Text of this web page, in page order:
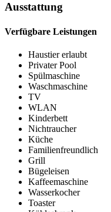
Ausstattung
Verfügbare Leistungen
Haustier erlaubt
Privater Pool
Spülmaschine
Waschmaschine
TV
WLAN
Kinderbett
Nichtraucher
Küche
Familienfreundlich
Grill
Bügeleisen
Kaffeemaschine
Wasserkocher
Toaster